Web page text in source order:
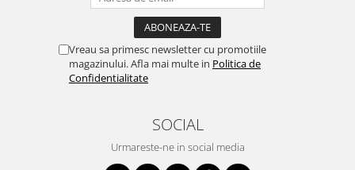
Vreau sa primesc newsletter cu promotiile
magazinului. Afla mai multe in Politica de
Confidentialitate
SOCIAL
Urmareste-ne in social media